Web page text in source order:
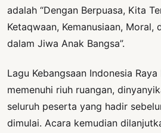
adalah “Dengan Berpuasa, Kita
Ketaqwaan, Kemanusiaan, Moral,
dalam Jiwa Anak Bangsa”.
Lagu Kebangsaan Indonesia
memenuhi riuh ruangan,
seluruh peserta yang hadir
dimulai. Acara kemudian